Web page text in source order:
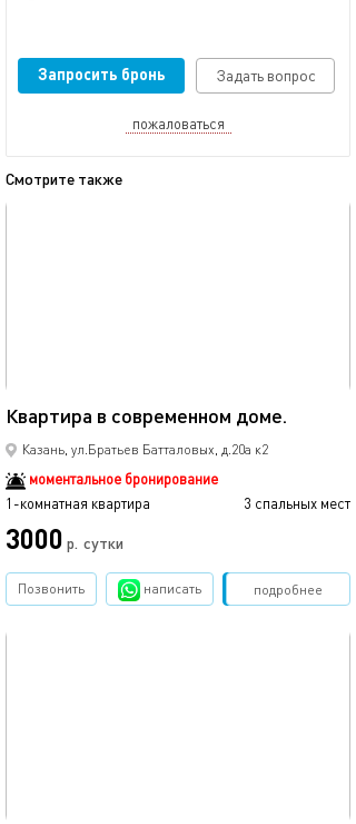
Запросить бронь Задать вопрос
пожаловаться
Смотрите также
Квартира в современном доме.
Казань, ул.Братьев Батталовых, д.20а к2
моментальное бронирование
1-комнатная квартира
3 спальных мест
3000 р. сутки
подробнее
Позвонить написать Забронировать